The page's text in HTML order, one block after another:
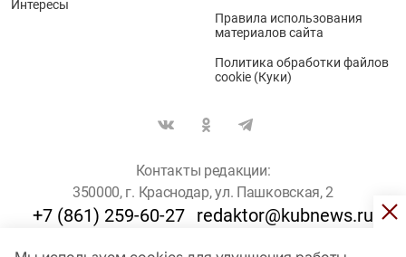
Интересы
Правила использования
материалов сайта
Политика обработки файлов
cookie (Куки)
Контакты редакции:
350000, г. Краснодар, ул. Пашковская, 2
+7 (861) 259-60-27 redaktor@kubnews.ru